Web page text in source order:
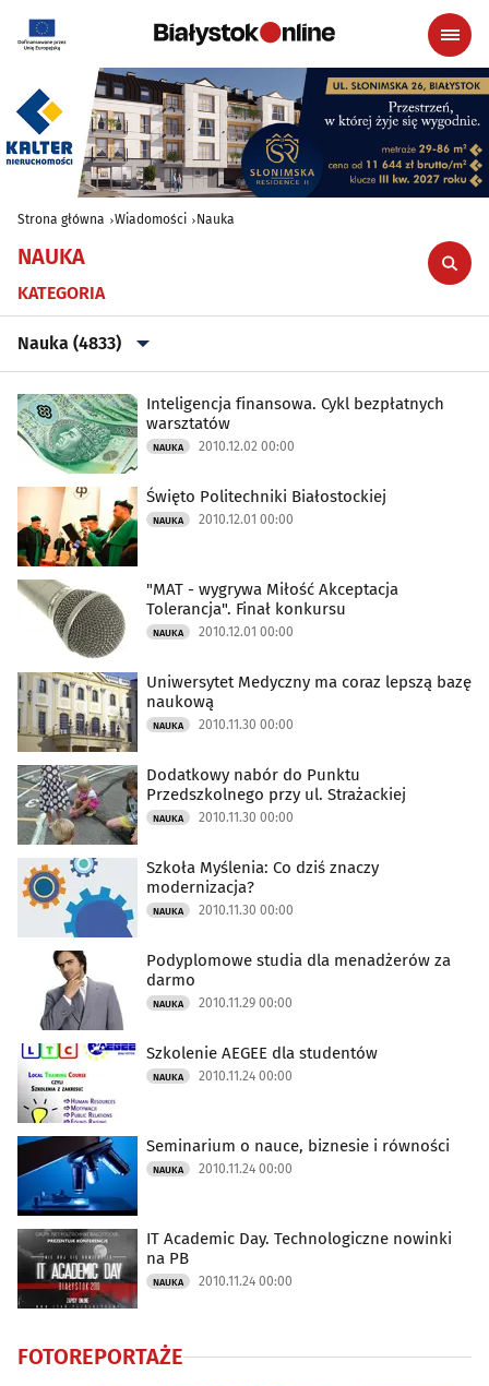
Strona główna Wiadomości Nauka
NAUKA
KATEGORIA
Nauka (4833)
Wszystkie
Aktualności(37556)
Kultura i Rozrywka(18494)
Sport(14021)
Biznes(4742)
Praca(1980)
Nauka(4833)
Zdrowie(3301)
Uroda(625)
Rodzina(203)
Motoryzacja (769)
Dom(875)
Kryminalne (4576)
Drogówka(2463)
Turystyka(182)
Kulinaria(110)
Kraj i Świat(239)
Ciekawostki(998)
Inteligencja finansowa. Cykl bezpłatnych
warsztatów
NAUKA 2010.12.02 00:00
Święto Politechniki Białostockiej
NAUKA 2010.12.01 00:00
"MAT - wygrywa Miłość Akceptacja
Tolerancja". Finał konkursu
NAUKA 2010.12.01 00:00
Uniwersytet Medyczny ma coraz lepszą bazę
naukową
NAUKA 2010.11.30 00:00
Dodatkowy nabór do Punktu
Przedszkolnego przy ul. Strażackiej
NAUKA 2010.11.30 00:00
Szkoła Myślenia: Co dziś znaczy
modernizacja?
NAUKA 2010.11.30 00:00
Podyplomowe studia dla menadżerów za
darmo
NAUKA 2010.11.29 00:00
Szkolenie AEGEE dla studentów
NAUKA 2010.11.24 00:00
Seminarium o nauce, biznesie i równości
NAUKA 2010.11.24 00:00
IT Academic Day. Technologiczne nowinki
na PB
NAUKA 2010.11.24 00:00
FOTOREPORTAŻE